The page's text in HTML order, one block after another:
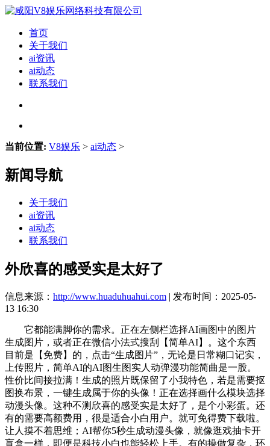
首页
关于我们
ai资讯
ai动态
联系我们
当前位置: V8娱乐 > ai动态 >
新闻导航
关于我们
ai资讯
ai动态
联系我们
外欣喜的感受实是太好了
信息来源： http://www.huaduhuahui.com | 发布时间：2025-05-
13 16:30
它都能满脚你的需求。正在左侧栏选择AI画图中的图片
生成图片，或者正在微信小法式搜刮【简单AI】。这个东西
目前是【免费】的，点击“生成图片”，无论是日常糊口记实，
上传照片，简单AI的AI图生图实人动弹漫功能简曲是一股。
性价比间接拉满！生成的照片既保留了小我特色，若是需要抠
图换布景，一键生成属于你的头像！正在选择画什么模块选择
动漫头像。这种不测欣喜的感受实是太好了，是个小彩蛋。还
有的需要高额费用，很是适合小白用户。就可免得费下载啦。
让人摸不着思维；AI帮你5秒生成动漫头像，就像逛戏抽卡开
盲盒一样，即便是科技小白也能轻松上手。有的操做复杂，环